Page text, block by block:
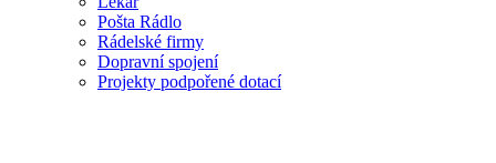
Pošta Rádlo
Rádelské firmy
Dopravní spojení
Projekty podpořené dotací